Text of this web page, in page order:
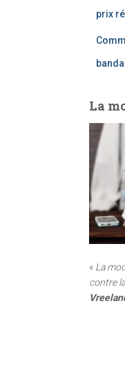
prix
La
« La
contre